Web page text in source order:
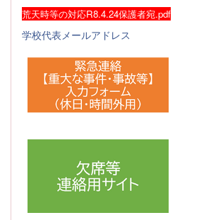
荒天時等の対応R8.4.24保護者宛.pdf
学校代表メールアドレス